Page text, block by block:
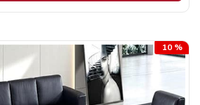
10 %